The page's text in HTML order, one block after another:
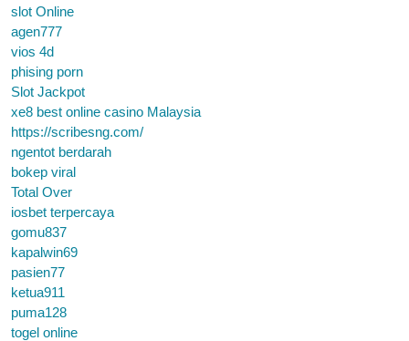
slot Online
agen777
vios 4d
phising porn
Slot Jackpot
xe8 best online casino Malaysia
https://scribesng.com/
ngentot berdarah
bokep viral
Total Over
iosbet terpercaya
gomu837
kapalwin69
pasien77
ketua911
puma128
togel online